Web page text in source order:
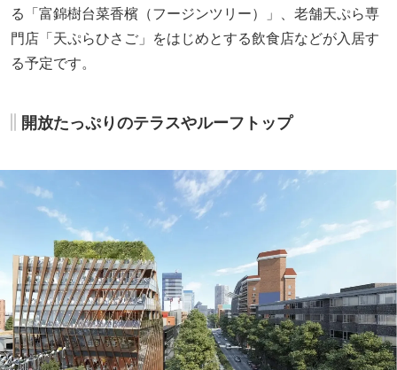
る「富錦樹台菜⾹檳（フージンツリー）」、老舗天ぷら専
門店「天ぷらひさご」をはじめとする飲食店などが入居す
る予定です。
開放たっぷりのテラスやルーフトップ